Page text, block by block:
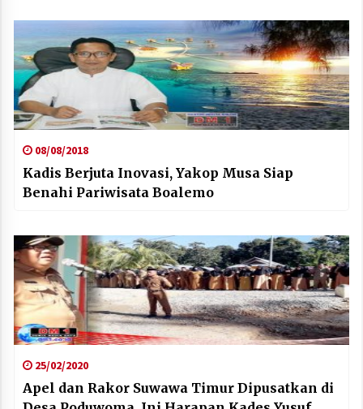
08/08/2018
Kadis Berjuta Inovasi, Yakop Musa Siap
Benahi Pariwisata Boalemo
25/02/2020
Apel dan Rakor Suwawa Timur Dipusatkan di